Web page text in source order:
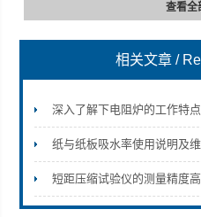
山东安尼麦特仪器有限公司
查看全
相关文章 /
深入了解下电阻炉的工作特
纸与纸板吸水率使用说明及
短距压缩试验仪的测量精度